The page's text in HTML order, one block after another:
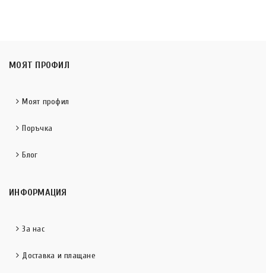
МОЯТ ПРОФИЛ
Моят профил
Поръчка
Блог
ИНФОРМАЦИЯ
За нас
Доставка и плащане